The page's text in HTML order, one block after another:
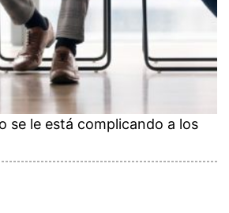
se le está complicando a los